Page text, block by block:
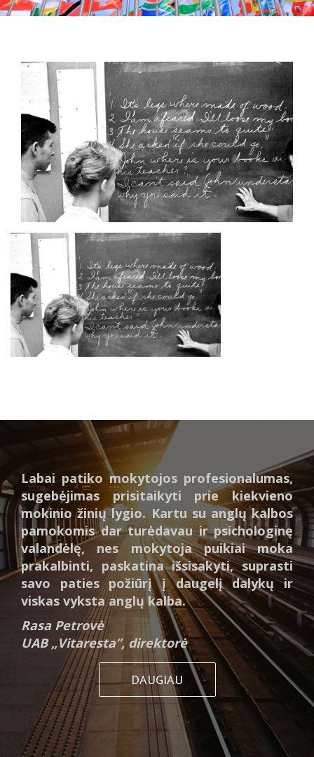
Labai patiko mokytojos profesionalumas,
sugebėjimas prisitaikyti prie kiekvieno
mokinio žinių lygio. Kartu su anglų kalbos
pamokomis dar turėdavau ir psichologinę
valandėlę, nes mokytoja puikiai moka
prakalbinti, paskatina išsisakyti, suprasti
savo paties požiūrį į daugelį dalykų ir
viskas vyksta anglų kalba.
Rasa Petrovė
UAB „Vitaresta”, direktorė
DAUGIAU